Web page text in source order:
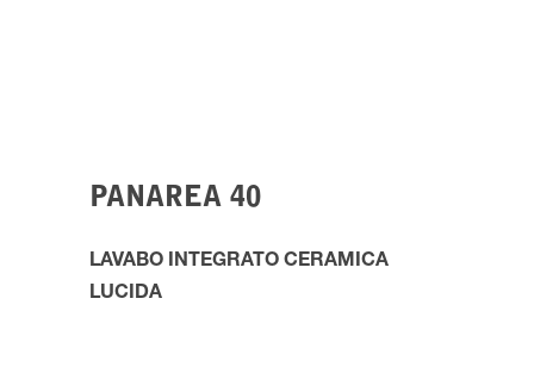
PANAREA 40
LAVABO INTEGRATO CERAMICA
LUCIDA